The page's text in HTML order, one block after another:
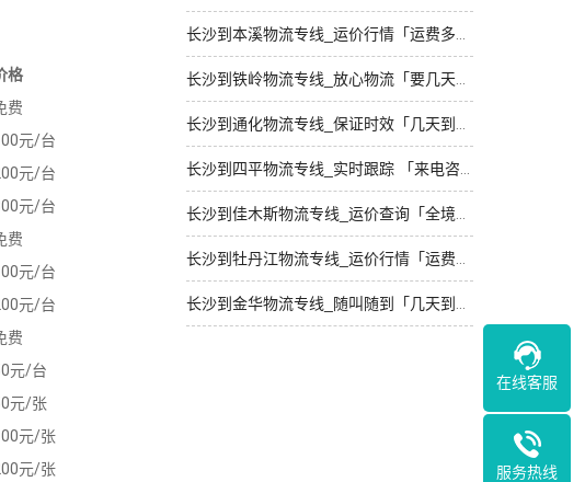
格
费
元/台
元/台
元/台
费
元/台
元/台
费
元/台
元/张
元/张
元/张
长沙到本溪物流专线_运价行情「运费多少」
长沙到铁岭物流专线_放心物流「要几天到」
长沙到通化物流专线_保证时效「几天到达」
长沙到四平物流专线_实时跟踪 「来电咨询」
长沙到佳木斯物流专线_运价查询「全境到达」
长沙到牡丹江物流专线_运价行情「运费多少」
长沙到金华物流专线_随叫随到「几天到达」
在线客服
服务热线